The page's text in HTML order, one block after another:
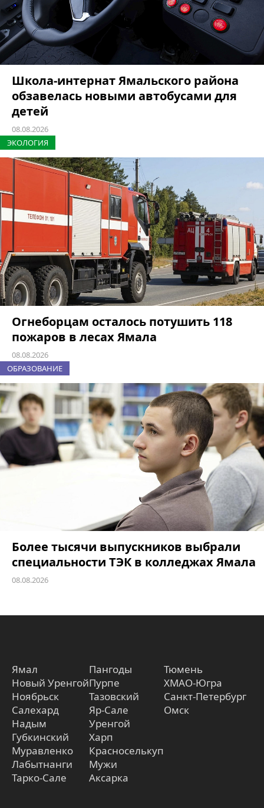
Школа-интернат Ямальского района
обзавелась новыми автобусами для
детей
08.08.2026
ЭКОЛОГИЯ
Огнеборцам осталось потушить 118
пожаров в лесах Ямала
08.08.2026
ОБРАЗОВАНИЕ
Более тысячи выпускников выбрали
специальности ТЭК в колледжах Ямала
08.08.2026
Ямал
Новый Уренгой
Ноябрьск
Салехард
Надым
Губкинский
Муравленко
Лабытнанги
Тарко-Сале
Пангоды
Пурпе
Тазовский
Яр-Сале
Уренгой
Харп
Красноселькуп
Мужи
Аксарка
Тюмень
ХМАО-Югра
Санкт-Петербург
Омск